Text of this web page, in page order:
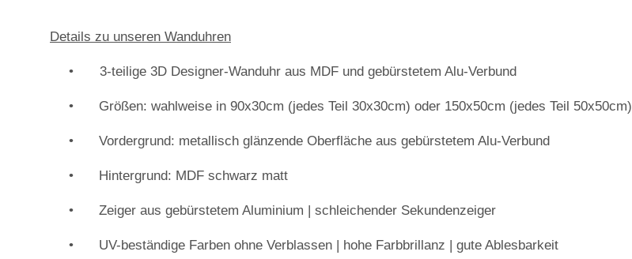
Details zu unseren Wanduhren
• 3-teilige 3D Designer-Wanduhr aus MDF und gebürstetem Alu-Verbund
• Größen: wahlweise in 90x30cm (jedes Teil 30x30cm) oder 150x50cm (jedes Teil 50x50cm)
• Vordergrund: metallisch glänzende Oberfläche aus gebürstetem Alu-Verbund
• Hintergrund: MDF schwarz matt
• Zeiger aus gebürstetem Aluminium | schleichender Sekundenzeiger
• UV-beständige Farben ohne Verblassen | hohe Farbbrillanz | gute Ablesbarkeit